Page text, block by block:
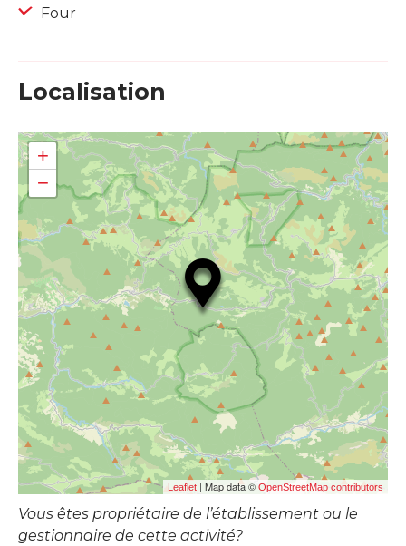
Four
Localisation
+
−
Leaflet | Map data © OpenStreetMap contributors
Vous êtes propriétaire de l’établissement ou le
gestionnaire de cette activité?